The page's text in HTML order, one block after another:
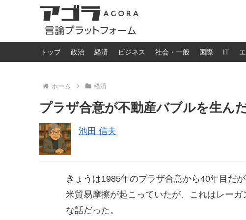
トップ 政治 経済 ビジネス 社会・一般 国際 IT
ホーム 経済
プラザ合意が不動産バブルを生ん
池田 信夫
きょうは1985年のプラザ合意から40年目だ
米貿易摩擦が起こっていたが、これはレー
な話だった。